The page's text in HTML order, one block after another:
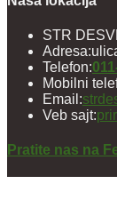
STR
Adresa:
Telefon:
Mobilni
Email:
Veb sajt:
Pratite nas na